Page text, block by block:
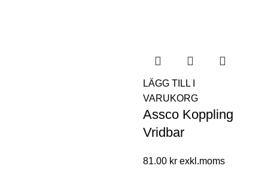
LÄGG TILL I
VARUKORG
Assco Koppling
Vridbar
81.00 kr